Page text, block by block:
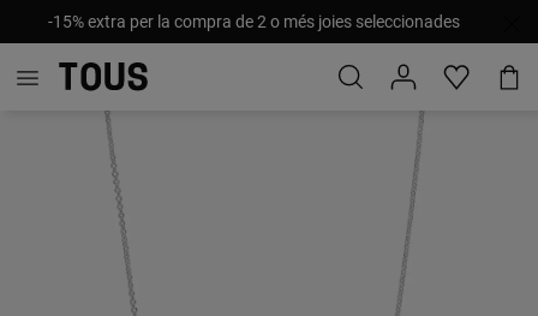
-15% extra per la compra de 2 o més joies seleccionades